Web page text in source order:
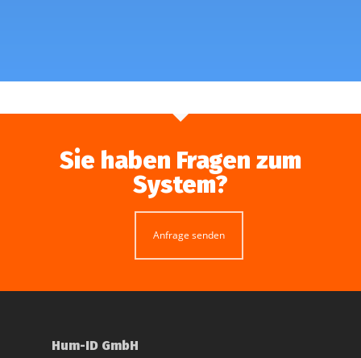
Sie haben Fragen zum
System?
Anfrage senden
Hum-ID GmbH